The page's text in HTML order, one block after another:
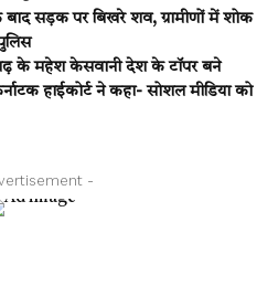
सड़क पर बिखरे शव, ग्रामीणों में शोक
के महेश केसवानी देश के टॉपर बने
हाईकोर्ट ने कहा- सोशल मीडिया को
-